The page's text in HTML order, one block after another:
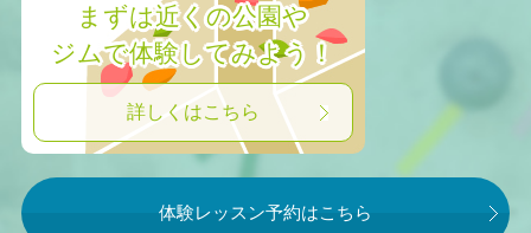
まずは近くの公園や
ジムで体験してみよう！
詳しくはこちら
体験レッスン予約はこちら